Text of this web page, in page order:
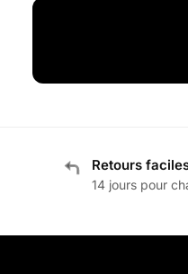
Retours
14 jours pour